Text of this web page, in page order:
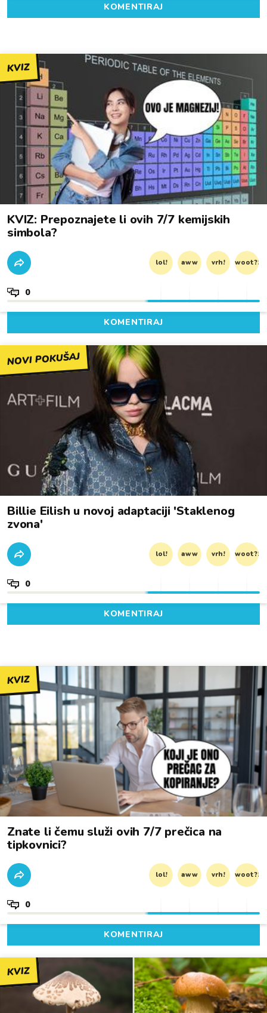
KOMENTIRAJ
KVIZ
KVIZ: Prepoznajete li ovih 7/7 kemijskih
simbola?
lol! aww vrh! woot?!
0
KOMENTIRAJ
NOVI POKUŠAJ
Billie Eilish u novoj adaptaciji 'Staklenog
zvona'
lol! aww vrh! woot?!
0
KOMENTIRAJ
KVIZ
Znate li čemu služi ovih 7/7 prečica na
tipkovnici?
lol! aww vrh! woot?!
0
KOMENTIRAJ
KVIZ